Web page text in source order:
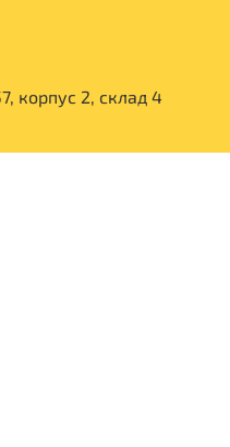
корпус 2, склад 4